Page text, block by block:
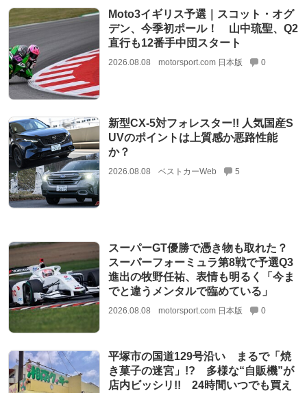
Moto3イギリス予選｜スコット・オグ
デン、今季初ポール！ 山中琉聖、Q2
直行も12番手中団スタート
2026.08.08 motorsport.com 日本版 0
新型CX-5対フォレスター!! 人気国産S
UVのポイントは上質感か悪路性能
か？
2026.08.08 ベストカーWeb 5
スーパーGT優勝で憑き物も取れた？
スーパーフォーミュラ第8戦で予選Q3
進出の牧野任祐、表情も明るく「今ま
でと違うメンタルで臨めている」
2026.08.08 motorsport.com 日本版 0
平塚市の国道129号沿い まるで「焼
き菓子の迷宮」!? 多様な“自販機”が
店内ビッシリ!! 24時間いつでも買え